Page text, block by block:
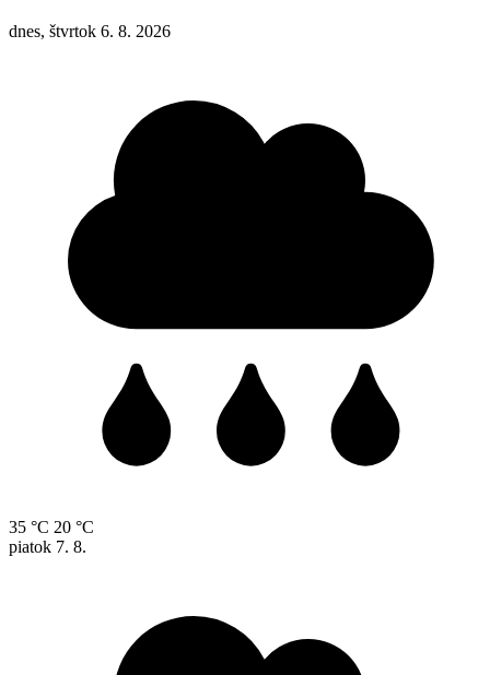
dnes, štvrtok 6. 8. 2026
35 °C 20 °C
piatok 7. 8.